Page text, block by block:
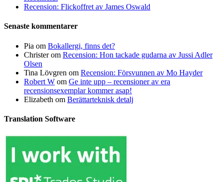
Recension: Flickoffret av James Oswald
Senaste kommentarer
Pia om Bokallergi, finns det?
Christerom Recension: Hon tackade gudarna av Jussi Adler
Olsen
Tina Lövgren om Recension: Försvunnen av Mo Hayder
Robert W om Ge inte upp – recensioner av era
recensionsexemplar kommer asap!
Elizabeth om Berättarteknisk detalj
Translation Software